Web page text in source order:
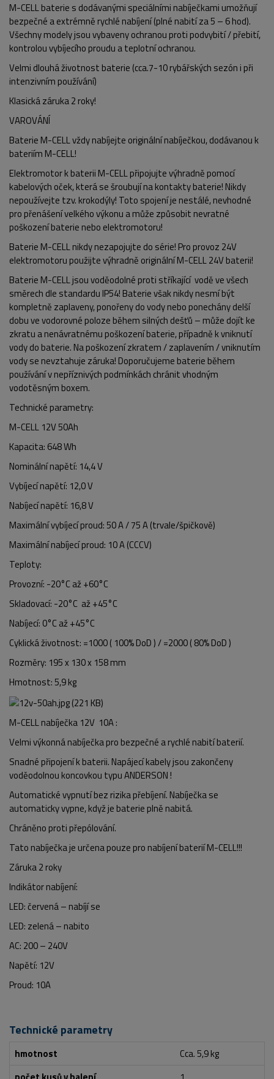
M-CELL baterie s dodávanými speciálními nabíječkami umožňují
bezpečné a extrémně rychlé nabíjení (plné nabití za 5 – 6 hod).
Všechny modely jsou vybaveny ochranou proti podvybití / přebití,
kontrolou vybíjecího proudu a teplotní ochranou.
Velmi dlouhá životnost baterie (cca.7-10 rybářských sezón i při
intenzivním používání)
Klasická záruka 2 roky!
VAROVÁNÍ
Baterie M-CELL vždy nabíjejte originální nabíječkou, dodávanou k
bateriím M-CELL!
Elektromotor k baterii M-CELL připojujte výhradně pomocí
kabelových oček, která se šroubují na kontakty baterie! Nikdy
nepoužívejte tzv. krokodýly! Toto spojení je nestálé, nevhodné
pro přenášení velkého výkonu a může způsobit nevratné
poškození baterie nebo elektromotoru!
Baterie M-CELL nikdy nezapojujte do série! Pro provoz 24V
elektromotoru použijte výhradně originální M-CELL 24V baterii!
Baterie M-CELL jsou voděodolné proti stříkající vodě ve všech
směrech dle standardu IP54! Baterie však nikdy nesmí být
kompletně zaplaveny, ponořeny do vody nebo ponechány delší
dobu ve vodorovné poloze během silných dešťů – může dojít ke
zkratu a nenávratnému poškození baterie, případně k vniknutí
vody do baterie. Na poškození zkratem / zaplavením / vniknutím
vody se nevztahuje záruka! Doporučujeme baterie během
používání v nepříznivých podmínkách chránit vhodným
vodotěsným boxem.
Technické parametry:
M-CELL 12V 50Ah
Kapacita: 648 Wh
Nominální napětí: 14,4 V
Vybíjecí napětí: 12,0 V
Nabíjecí napětí: 16,8 V
Maximální vybíjecí proud: 50 A / 75 A (trvale/špičkově)
Maximální nabíjecí proud: 10 A (CCCV)
Teploty:
Provozní: -20°C až +60°C
Skladovací: -20°C až +45°C
Nabíjecí: 0°C až +45°C
Cyklická životnost: =1000 ( 100% DoD ) / =2000 ( 80% DoD )
Rozměry: 195 x 130 x 158 mm
Hmotnost: 5,9 kg
M-CELL nabíječka 12V 10A :
Velmi výkonná nabíječka pro bezpečné a rychlé nabití baterií.
Snadné připojení k baterii. Napájecí kabely jsou zakončeny
voděodolnou koncovkou typu ANDERSON !
Automatické vypnutí bez rizika přebíjení. Nabíječka se
automaticky vypne, když je baterie plně nabitá.
Chráněno proti přepólování.
Tato nabíječka je určena pouze pro nabíjení baterií M-CELL!!!
Záruka 2 roky
Indikátor nabíjení:
LED: červená – nabíjí se
LED: zelená – nabito
AC: 200 – 240V
Napětí: 12V
Proud: 10A
Technické parametry
hmotnost
Cca. 5,9 kg